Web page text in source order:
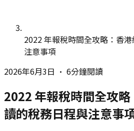
2022 年報稅時間全攻略：香
注意事項
2026年6月3日 • 6分鐘閱讀
2022 年報稅時間全攻
讀的稅務日程與注意事